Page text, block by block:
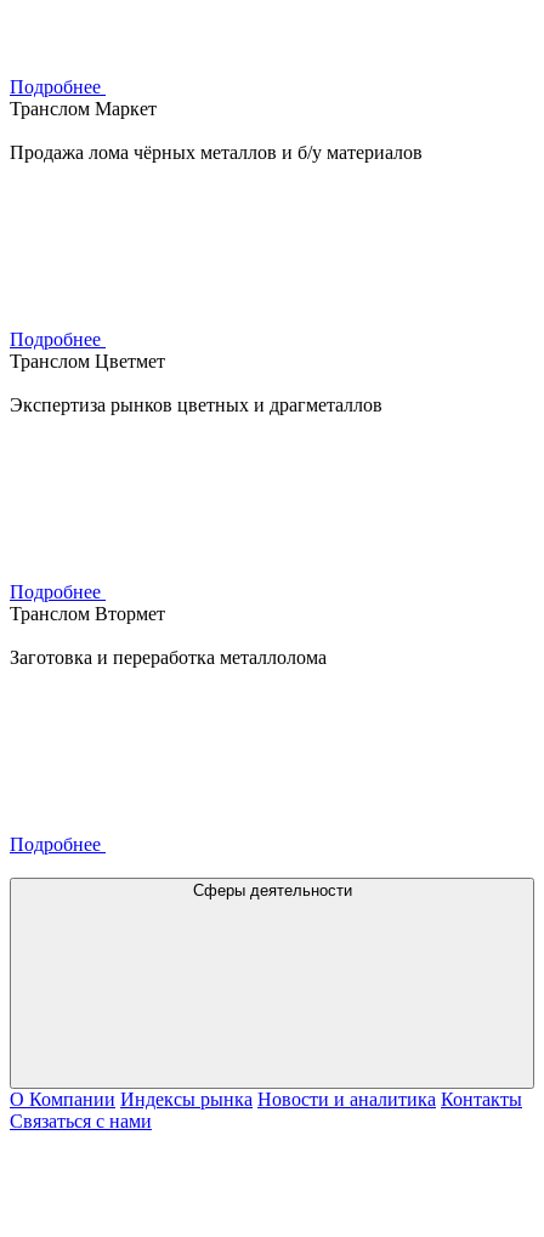
Подробнее
Транслом Маркет
Продажа лома чёрных металлов и б/у материалов
Подробнее
Транслом Цветмет
Экспертиза рынков цветных и драгметаллов
Подробнее
Транслом Втормет
Заготовка и переработка металлолома
Подробнее
Сферы деятельности
О Компании Индексы рынка Новости и аналитика Контакты
Связаться с нами